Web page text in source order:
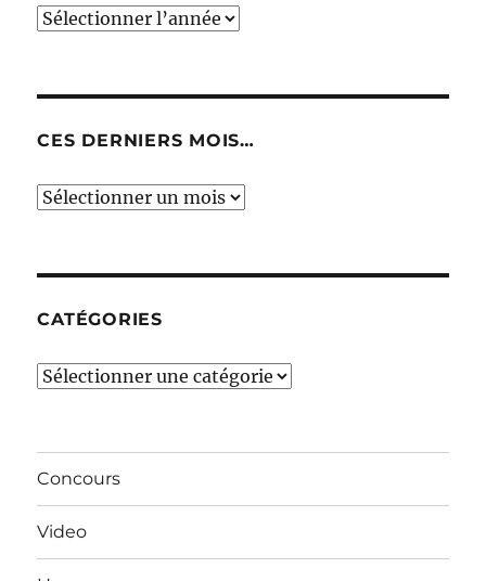
CES DERNIERS MOIS…
Ces
CATÉGORIES
Catégories
Concours
Video